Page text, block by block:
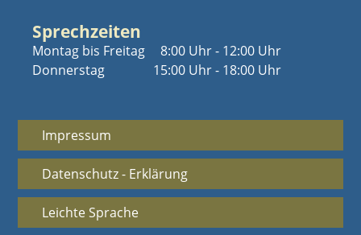
Sprechzeiten
Montag bis Freitag
Donnerstag
8:00 Uhr - 12:00 Uhr
15:00 Uhr - 18:00 Uhr
Impressum
Datenschutz - Erklärung
Leichte Sprache